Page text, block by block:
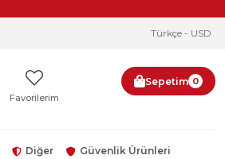
Türkçe - USD
Sepetim 0
Favorilerim
Diğer Güvenlik Ürünleri